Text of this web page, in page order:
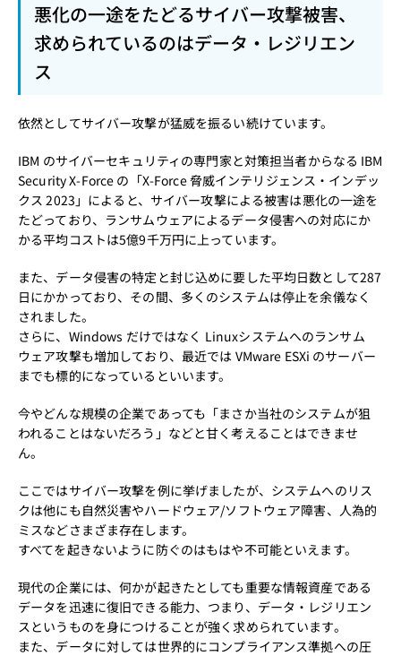
悪化の一途をたどるサイバー攻撃被害、
求められているのはデータ・レジリエン
ス
依然としてサイバー攻撃が猛威を振るい続けています。
IBM のサイバーセキュリティの専門家と対策担当者からなる IBM
Security X-Force の「X-Force 脅威インテリジェンス・インデッ
クス 2023」によると、サイバー攻撃による被害は悪化の一途を
たどっており、ランサムウェアによるデータ侵害への対応にか
かる平均コストは5億9千万円に上っています。
また、データ侵害の特定と封じ込めに要した平均日数として287
日にかかっており、その間、多くのシステムは停止を余儀なく
されました。
さらに、Windows だけではなく Linuxシステムへのランサム
ウェア攻撃も増加しており、最近では VMware ESXi のサーバー
までも標的になっているといいます。
今やどんな規模の企業であっても「まさか当社のシステムが狙
われることはないだろう」などと甘く考えることはできませ
ん。
ここではサイバー攻撃を例に挙げましたが、システムへのリス
クは他にも自然災害やハードウェア/ソフトウェア障害、人為的
ミスなどさまざま存在します。
すべてを起きないように防ぐのはもはや不可能といえます。
現代の企業には、何かが起きたとしても重要な情報資産である
データを迅速に復旧できる能力、つまり、データ・レジリエン
スというものを身につけることが強く求められています。
また、データに対しては世界的にコンプライアンス準拠への圧